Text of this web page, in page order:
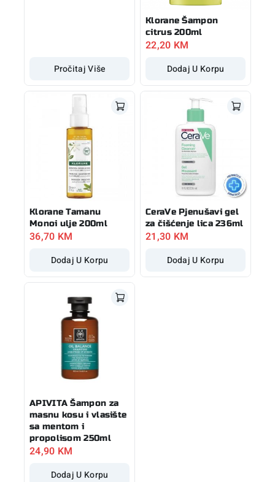
Pročitaj Više
Klorane Šampon
citrus 200ml
22,20 KM
Dodaj U Korpu
Klorane Tamanu
Monoi ulje 200ml
36,70 KM
Dodaj U Korpu
CeraVe Pjenušavi gel
za čišćenje lica 236ml
21,30 KM
Dodaj U Korpu
APIVITA Šampon za
masnu kosu i vlasište
sa mentom i
propolisom 250ml
24,90 KM
Dodaj U Korpu